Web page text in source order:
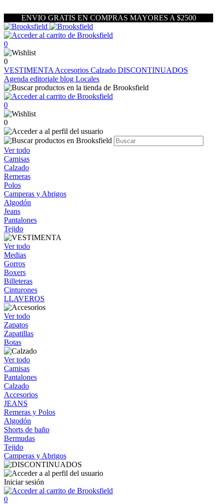
ENVIO GRATIS EN COMPRAS MAYORES A $2500
0
0
VESTIMENTA Accesorios Calzado DISCONTINUADOS
Agenda editoriale blog Locales
0
0
Ver todo
Camisas
Calzado
Remeras
Polos
Camperas y Abrigos
Algodón
Jeans
Pantalones
Tejido
Ver todo
Medias
Gorros
Boxers
Billeteras
Cinturones
LLAVEROS
Ver todo
Zapatos
Zapatillas
Botas
Ver todo
Camisas
Pantalones
Calzado
Accesorios
JEANS
Remeras y Polos
Algodón
Shorts de baño
Bermudas
Tejido
Camperas y Abrigos
Iniciar sesión
0